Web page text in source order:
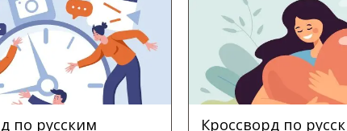
по русским
Кроссворд по